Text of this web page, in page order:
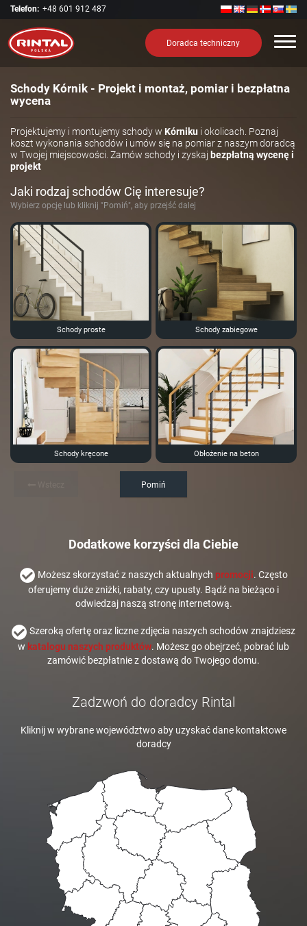
Telefon: +48 601 912 487
Doradca techniczny
Schody Kórnik - Projekt i montaż, pomiar i bezpłatna
wycena
Projektujemy i montujemy schody w Kórniku i okolicach. Poznaj
koszt wykonania schodów i umów się na pomiar z naszym doradcą
w Twojej miejscowości. Zamów schody i zyskaj bezpłatną wycenę i
projekt
Jaki rodzaj schodów Cię interesuje?
Wybierz opcję lub kliknij "Pomiń", aby przejść dalej
Schody proste Schody zabiegowe
Schody kręcone Obłożenie na beton
Pomiń
Dodatkowe korzyści dla Ciebie
Możesz skorzystać z naszych aktualnych promocji. Często
oferujemy duże zniżki, rabaty, czy upusty. Bądź na bieżąco i
odwiedzaj naszą stronę internetową.
Szeroką ofertę oraz liczne zdjęcia naszych schodów znajdziesz
w katalogu naszych produktów. Możesz go obejrzeć, pobrać lub
zamówić bezpłatnie z dostawą do Twojego domu.
Zadzwoń do doradcy Rintal
Kliknij w wybrane województwo aby uzyskać dane kontaktowe
doradcy